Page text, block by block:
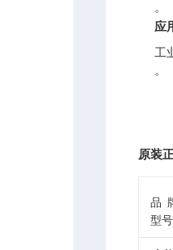
。
应
工
。
原装
品
型号